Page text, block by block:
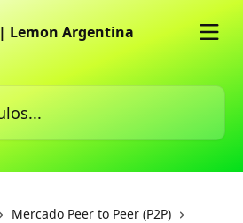
Mercado Peer to Peer (P2P)